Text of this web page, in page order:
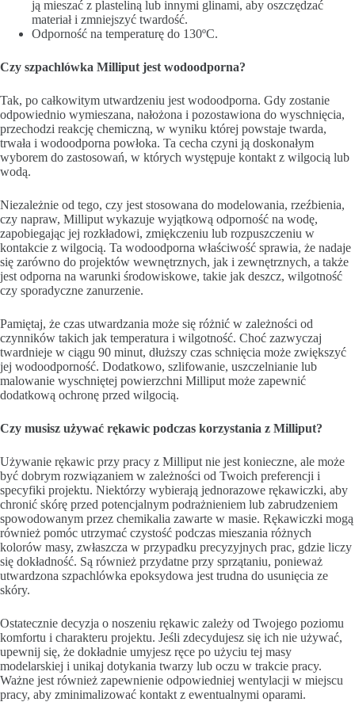
ją mieszać z plasteliną lub innymi glinami, aby oszczędzać
materiał i zmniejszyć twardość.
Odporność na temperaturę do 130ºC.
Czy szpachlówka Milliput jest wodoodporna?
Tak, po całkowitym utwardzeniu jest wodoodporna. Gdy zostanie
odpowiednio wymieszana, nałożona i pozostawiona do wyschnięcia,
przechodzi reakcję chemiczną, w wyniku której powstaje twarda,
trwała i wodoodporna powłoka. Ta cecha czyni ją doskonałym
wyborem do zastosowań, w których występuje kontakt z wilgocią lub
wodą.
Niezależnie od tego, czy jest stosowana do modelowania, rzeźbienia,
czy napraw, Milliput wykazuje wyjątkową odporność na wodę,
zapobiegając jej rozkładowi, zmiękczeniu lub rozpuszczeniu w
kontakcie z wilgocią. Ta wodoodporna właściwość sprawia, że nadaje
się zarówno do projektów wewnętrznych, jak i zewnętrznych, a także
jest odporna na warunki środowiskowe, takie jak deszcz, wilgotność
czy sporadyczne zanurzenie.
Pamiętaj, że czas utwardzania może się różnić w zależności od
czynników takich jak temperatura i wilgotność. Choć zazwyczaj
twardnieje w ciągu 90 minut, dłuższy czas schnięcia może zwiększyć
jej wodoodporność. Dodatkowo, szlifowanie, uszczelnianie lub
malowanie wyschniętej powierzchni Milliput może zapewnić
dodatkową ochronę przed wilgocią.
Czy musisz używać rękawic podczas korzystania z Milliput?
Używanie rękawic przy pracy z Milliput nie jest konieczne, ale może
być dobrym rozwiązaniem w zależności od Twoich preferencji i
specyfiki projektu. Niektórzy wybierają jednorazowe rękawiczki, aby
chronić skórę przed potencjalnym podrażnieniem lub zabrudzeniem
spowodowanym przez chemikalia zawarte w masie. Rękawiczki mogą
również pomóc utrzymać czystość podczas mieszania różnych
kolorów masy, zwłaszcza w przypadku precyzyjnych prac, gdzie liczy
się dokładność. Są również przydatne przy sprzątaniu, ponieważ
utwardzona szpachlówka epoksydowa jest trudna do usunięcia ze
skóry.
Ostatecznie decyzja o noszeniu rękawic zależy od Twojego poziomu
komfortu i charakteru projektu. Jeśli zdecydujesz się ich nie używać,
upewnij się, że dokładnie umyjesz ręce po użyciu tej masy
modelarskiej i unikaj dotykania twarzy lub oczu w trakcie pracy.
Ważne jest również zapewnienie odpowiedniej wentylacji w miejscu
pracy, aby zminimalizować kontakt z ewentualnymi oparami.